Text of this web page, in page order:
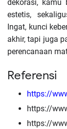
dekorasi, kamu
estetis,
Ingat, kunci
akhir, tapi juga
perencanaan
Referensi
https://
https://
https://